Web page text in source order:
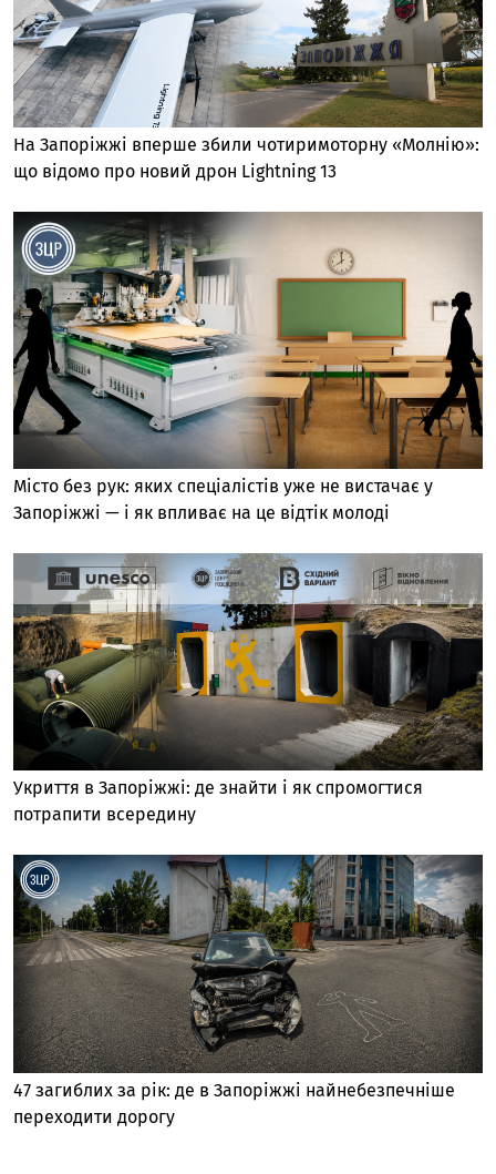
На Запоріжжі вперше збили чотиримоторну «Молнію»:
що відомо про новий дрон Lightning 13
Місто без рук: яких спеціалістів уже не вистачає у
Запоріжжі — і як впливає на це відтік молоді
Укриття в Запоріжжі: де знайти і як спромогтися
потрапити всередину
47 загиблих за рік: де в Запоріжжі найнебезпечніше
переходити дорогу